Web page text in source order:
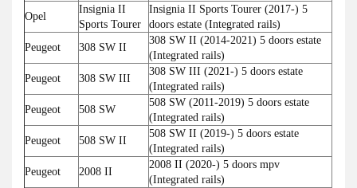
Opel
Insignia II
Sports Tourer
Insignia II Sports Tourer (2017-) 5
doors estate (Integrated rails)
Peugeot
308 SW II
308 SW II (2014-2021) 5 doors estate
(Integrated rails)
Peugeot
308 SW III
308 SW III (2021-) 5 doors estate
(Integrated rails)
Peugeot
508 SW
508 SW (2011-2019) 5 doors estate
(Integrated rails)
Peugeot
508 SW II
508 SW II (2019-) 5 doors estate
(Integrated rails)
Peugeot
2008 II
2008 II (2020-) 5 doors mpv
(Integrated rails)